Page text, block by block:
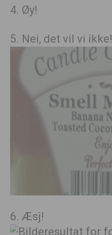
4. Øy!
5. Nei, det vil vi ikke!
6. Æsj!